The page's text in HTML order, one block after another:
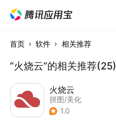
首页 软件 相关推荐
“火烧云”的相关推荐(25)
火烧云
拼图/美化
1.0